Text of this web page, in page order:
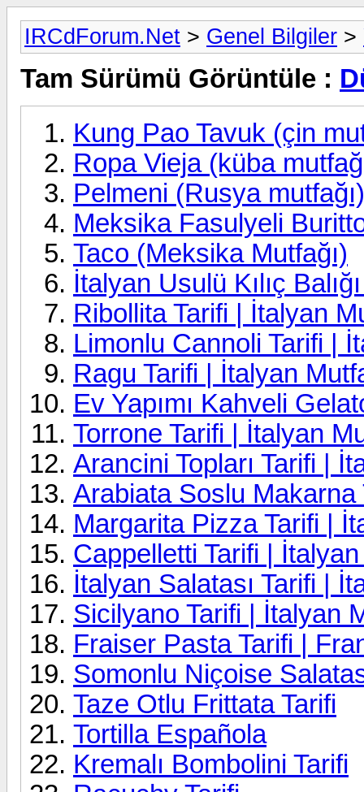
IRCdForum.Net > Genel Bilgiler >
Tam Sürümü Görüntüle :
Kung Pao Tavuk (çin
Ropa Vieja (küba
Pelmeni (Rusya mutfağı)
Meksika Fasulyeli
Taco (Meksika Mutfağı)
İtalyan Usulü Kılıç
Ribollita Tarifi | İtalyan
Limonlu Cannoli Tarifi |
Ragu Tarifi | İtalyan
Ev Yapımı Kahveli
Torrone Tarifi | İtalyan
Arancini Topları Tarifi |
Arabiata Soslu Makarna
Margarita Pizza Tarifi |
Cappelletti Tarifi | İtalyan
İtalyan Salatası Tarifi |
Sicilyano Tarifi | İtalyan
Fraiser Pasta Tarifi |
Somonlu Niçoise
Taze Otlu Frittata Tarifi
Tortilla Española
Kremalı Bombolini Tarifi